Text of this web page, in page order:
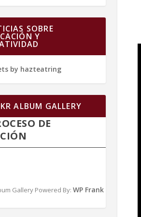
SOBRE
Y
by hazteatring
ALBUM GALLERY
DE
Gallery Powered By: WP Frank